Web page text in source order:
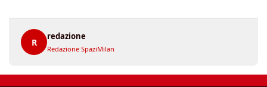
R
redazione
Redazione SpaziMilan